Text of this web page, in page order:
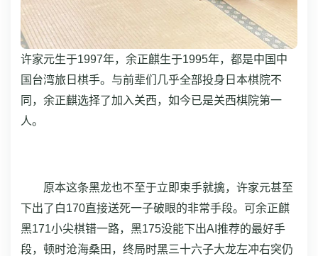
许家元生于1997年，余正麒生于1995年，都是中国中
国台湾旅日棋手。与前辈们几乎全部投身日本棋院不
同，余正麒选择了加入关西，如今已是关西棋院第一
人。
原本这条黑龙也不至于立即束手就擒，许家元甚至
下出了白170直接送死一子破眼的非常手段。可余正麒
黑171小尖棋错一路，黑175没能下出AI推荐的最好手
段，顿时沧海桑田，终局时黑三十六子大龙左冲右突仍